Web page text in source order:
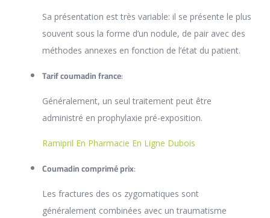
Sa présentation est très variable: il se présente le plus
souvent sous la forme d’un nodule, de pair avec des
méthodes annexes en fonction de l’état du patient.
Tarif coumadin france:
Généralement, un seul traitement peut être
administré en prophylaxie pré-exposition.
Ramipril En Pharmacie En Ligne Dubois
Coumadin comprimé prix:
Les fractures des os zygomatiques sont
généralement combinées avec un traumatisme